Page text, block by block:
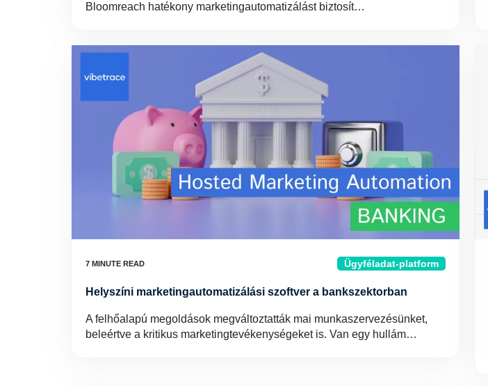
Bloomreach hatékony marketingautomatizálást biztosít…
Ügyféladat-platform
Helyszíni marketingautomatizálási szoftver a bankszektorban
A felhőalapú megoldások megváltoztatták mai munkaszervezésünket,
beleértve a kritikus marketingtevékenységeket is. Van egy hullám…